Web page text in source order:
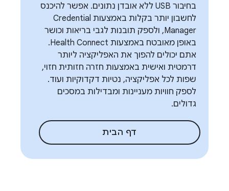
בחיבור USB ללא אובדן נתונים. אפשר להיכנס
לחשבון יותר בקלות באמצעות Credential
Manager, ולספק תובנות לגבי בריאות וכושר
באופן מאובטח באמצעות Health Connect.
אתם יכולים להפוך את האפליקציה ליותר
דרמטית ואישית באמצעות חזרה חזותית חזוי,
שפות לכל אפליקציה, נטיות דקדוקיות ועוד.
לספק חוויות מעניינות ומבדילות במסכים
גדולים.
דף הבית